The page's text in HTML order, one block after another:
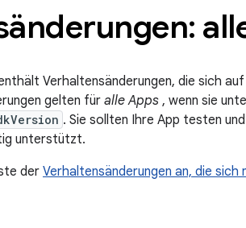
Verhaltensänderungen, die sich
gelten füralle Apps , wenn sie
. Sie sollten Ihre App testen
unterstützt.
der Verhaltensänderungen an, die sich